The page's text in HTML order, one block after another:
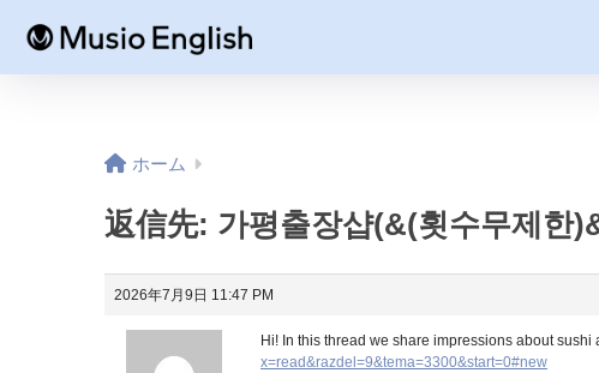
ホーム
返信先: 가평출장샵(&(횟수무제한
2026年7月9日 11:47 PM
Hi! In this thread we share impressions about
x=read&razdel=9&tema=3300&start=0#new